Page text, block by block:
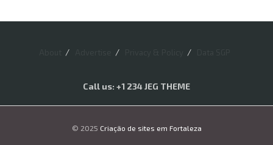
Call us: +1 234 JEG THEME
© 2025 Criação de sites em Fortaleza